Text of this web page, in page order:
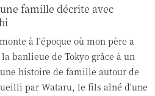
famille décrite avec
à l'époque où mon père a
banlieue de Tokyo grâce à un
histoire de famille autour de
par Wataru, le fils aîné d'une